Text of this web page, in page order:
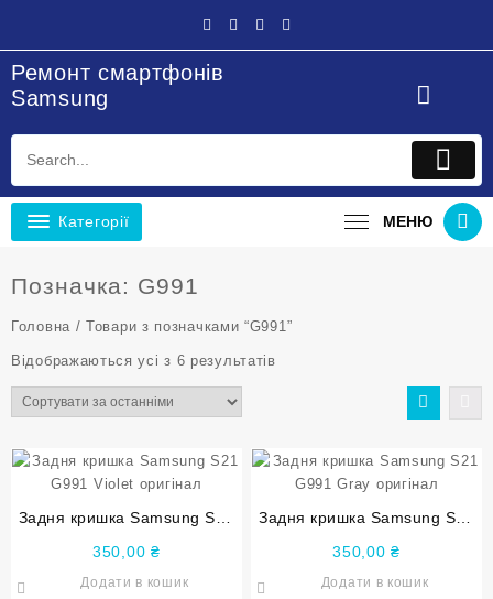
Ремонт смартфонів
Samsung
Категорії МЕНЮ
Позначка: G991
Головна / Товари з позначками “G991”
Відображаються усі з 6 результатівSorted
Задня кришка Samsung S21
350,00 ₴
Додати в кошик
Задня кришка Samsung S21
350,00₴
Додати в кошик